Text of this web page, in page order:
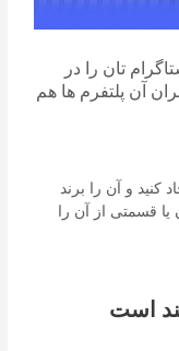
تان را در
آن پلتفرم ها هم
و آن را برند
قسمتی از آن را